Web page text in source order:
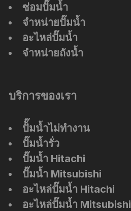
ซ่อมปั๊มน้ำ
จำหน่ายปั๊มน้ำ
อะไหล่ปั๊มน้ำ
จำหน่ายถังน้ำ
บริการของเรา
ปัั๊มน้ำไม่ทำงาน
ปั๊มน้ำรั่ว
ปั๊มน้ำ Hitachi
ปั๊มน้ำ Mitsubishi
อะไหล่ปั๊มน้ำ Hitachi
อะไหล่ปั๊มน้ำ Mitsubishi